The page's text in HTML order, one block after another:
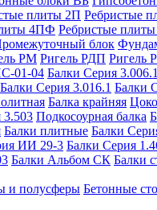
плиты 2П Ребристые
4ПФ Ребристые
блок
РМ Ригель РДП Ригель
01-04 Балки Серия
Балки Серия 3.016.1 Балки
Балка крайняя
3.503 Подкосоурная балка
Балки плитные Балки
ИИ 29-3 Балки Серия
Балки Альбом СК Балки
и полусферы Бетонные